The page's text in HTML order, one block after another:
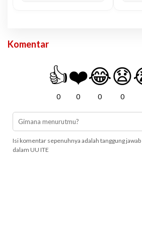
Komentar
👍
0
❤️
0
😂
0
😧
0
Isi komentar sepenuhnya adalah tanggung
dalam UU ITE